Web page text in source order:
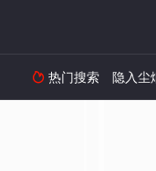
 热门搜索 隐入尘